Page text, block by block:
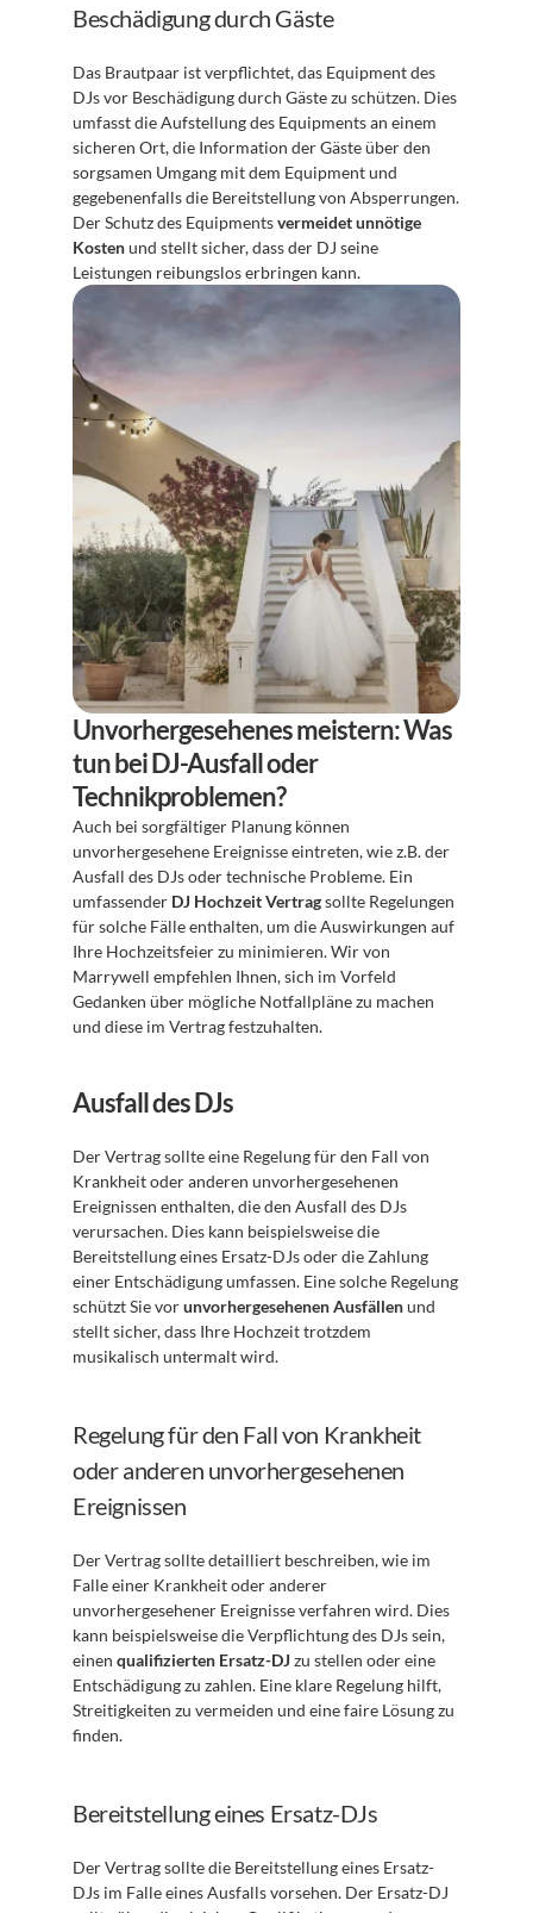
Beschädigung durch Gäste
Das Brautpaar ist verpflichtet, das Equipment des
DJs vor Beschädigung durch Gäste zu schützen. Dies
umfasst die Aufstellung des Equipments an einem
sicheren Ort, die Information der Gäste über den
sorgsamen Umgang mit dem Equipment und
gegebenenfalls die Bereitstellung von Absperrungen.
Der Schutz des Equipments vermeidet unnötige
Kosten und stellt sicher, dass der DJ seine
Leistungen reibungslos erbringen kann.
Unvorhergesehenes meistern: Was
tun bei DJ-Ausfall oder
Technikproblemen?
Auch bei sorgfältiger Planung können
unvorhergesehene Ereignisse eintreten, wie z.B. der
Ausfall des DJs oder technische Probleme. Ein
umfassender DJ Hochzeit Vertrag sollte Regelungen
für solche Fälle enthalten, um die Auswirkungen auf
Ihre Hochzeitsfeier zu minimieren. Wir von
Marrywell empfehlen Ihnen, sich im Vorfeld
Gedanken über mögliche Notfallpläne zu machen
und diese im Vertrag festzuhalten.
Ausfall des DJs
Der Vertrag sollte eine Regelung für den Fall von
Krankheit oder anderen unvorhergesehenen
Ereignissen enthalten, die den Ausfall des DJs
verursachen. Dies kann beispielsweise die
Bereitstellung eines Ersatz-DJs oder die Zahlung
einer Entschädigung umfassen. Eine solche Regelung
schützt Sie vor unvorhergesehenen Ausfällen und
stellt sicher, dass Ihre Hochzeit trotzdem
musikalisch untermalt wird.
Regelung für den Fall von Krankheit
oder anderen unvorhergesehenen
Ereignissen
Der Vertrag sollte detailliert beschreiben, wie im
Falle einer Krankheit oder anderer
unvorhergesehener Ereignisse verfahren wird. Dies
kann beispielsweise die Verpflichtung des DJs sein,
einen qualifizierten Ersatz-DJ zu stellen oder eine
Entschädigung zu zahlen. Eine klare Regelung hilft,
Streitigkeiten zu vermeiden und eine faire Lösung zu
finden.
Bereitstellung eines Ersatz-DJs
Der Vertrag sollte die Bereitstellung eines Ersatz-
DJs im Falle eines Ausfalls vorsehen. Der Ersatz-DJ